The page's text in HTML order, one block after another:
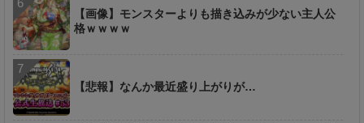
【画像】モンスターよりも描き込みが少ない主人公
格ｗｗｗｗ
【悲報】なんか最近盛り上がりが…